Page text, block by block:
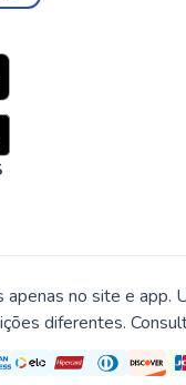
apenas no site e app.
diferentes.